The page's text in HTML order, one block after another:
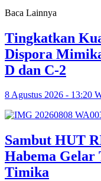
Baca Lainnya
Tingkatkan
Dispora
D dan C-2
8 Agustus 2026 - 13:20
Sambut HUT
Habema Gelar
Timika